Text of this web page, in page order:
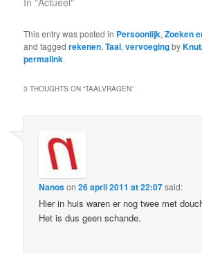
This entry was posted in Persoonlijk,Zoeken
and taggedrekenen,Taal,vervoegingby
permalink.
3 THOUGHTS ON “TAALVRAGEN”
Nanoson26 april 2011 at 22:07said:
Hier in huis waren er nog twee met
Het is dus geen schande.